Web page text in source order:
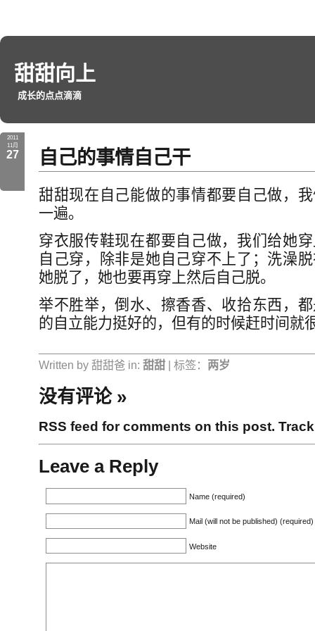
甜甜向上
成长的点点滴滴
2011
11月
27 自己的事情自己干
甜甜现在自己能做的事情都要自己做，
一遍。
穿衣服传鞋现在都要自己做，我们给她
自己穿，除非是她自己穿不上了；洗澡
她脱了，她也要再穿上然后自己脱。
举不胜举，倒水、擦香香、收拾东西，
的自立能力挺好的，但有的时候赶时间就
Written by 甜甜爸 in: 甜甜 | 标签： 两岁
没有评论 »
RSS feed for comments on this post.
Leave a Reply
Name (required)
Mail (will not be published) (required)
Website